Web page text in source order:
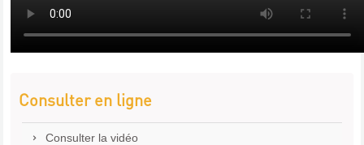
Consulter en ligne
Consulter la vidéo